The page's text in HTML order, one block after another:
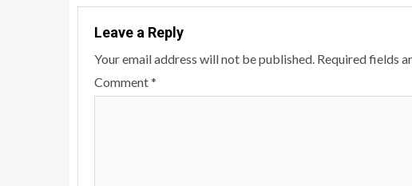
Leave a Reply
Your email address will not be published. Required fields
Comment*